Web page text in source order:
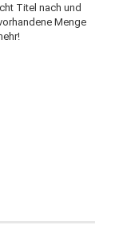
Titel nach und
Menge